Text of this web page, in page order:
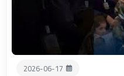
2026-06-17